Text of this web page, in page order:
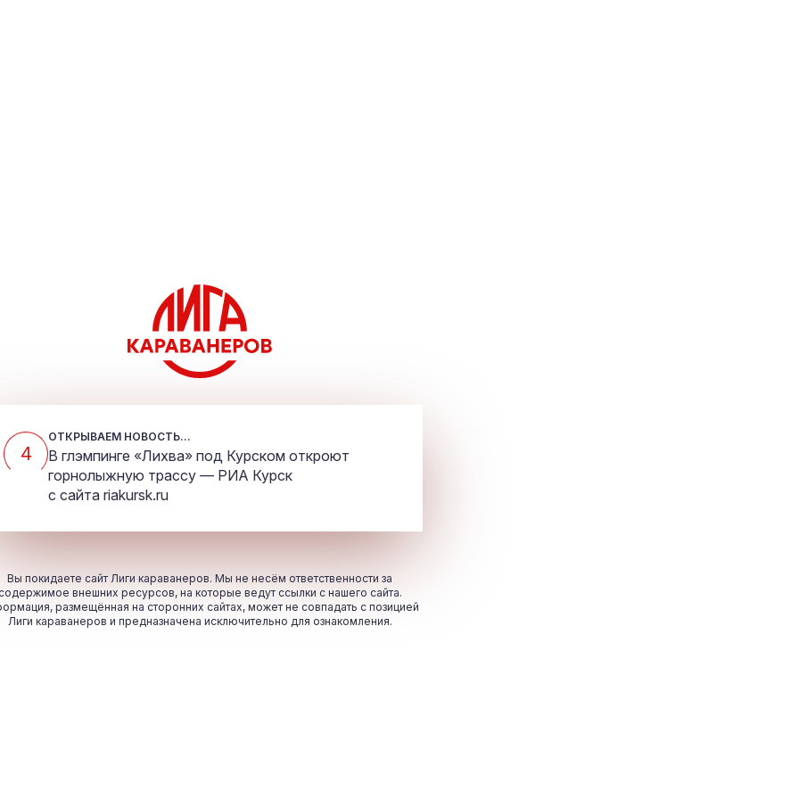
4
ОТКРЫВАЕМ НОВОСТЬ...
В глэмпинге «Лихва» под Курском откроют
горнолыжную трассу — РИА Курск
с сайта riakursk.ru
Вы покидаете сайт Лиги караванеров. Мы не несём ответственности за
внешних ресурсов, на которые ведут ссылки с нашего сайта.
размещённая на сторонних сайтах, может не совпадать с позицией
Лиги караванеров и предназначена исключительно для ознакомления.